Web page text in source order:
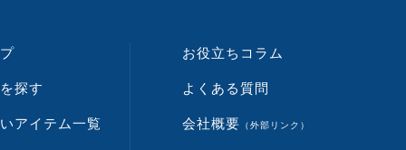
探す
アイテム一覧
お役立ちコラム
よくある質問
会社概要 （外部リンク）